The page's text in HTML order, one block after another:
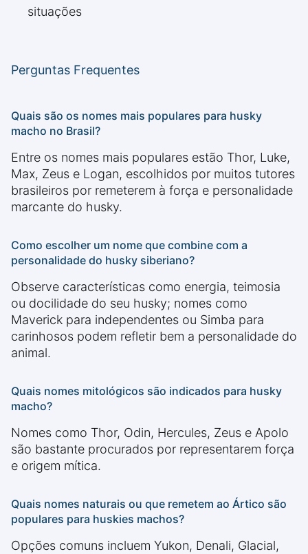
situações
Perguntas Frequentes
Quais são os nomes mais populares para husky
macho no Brasil?
Entre os nomes mais populares estão Thor, Luke,
Max, Zeus e Logan, escolhidos por muitos tutores
brasileiros por remeterem à força e personalidade
marcante do husky.
Como escolher um nome que combine com a
personalidade do husky siberiano?
Observe características como energia, teimosia
ou docilidade do seu husky; nomes como
Maverick para independentes ou Simba para
carinhosos podem refletir bem a personalidade do
animal.
Quais nomes mitológicos são indicados para husky
macho?
Nomes como Thor, Odin, Hercules, Zeus e Apolo
são bastante procurados por representarem força
e origem mítica.
Quais nomes naturais ou que remetem ao Ártico são
populares para huskies machos?
Opções comuns incluem Yukon, Denali, Glacial,